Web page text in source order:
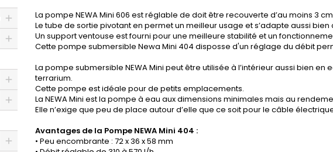
La pompe NEWA Mini 606 est réglable de doit être recouverte d’au moins 3 cm
Le tube de sortie pivotant en permet un meilleur usage et s’adapte aussi bien
Un support ventouse est fourni pour une meilleure stabilité et un
Cette pompe submersible Newa Mini 404 disposse d'un réglage du débit
La pompe submersible NEWA Mini peut être utilisée à l’intérieur aussi bien
terrarium.
Cette pompe est idéale pour de petits emplacements.
La NEWA Mini est la pompe à eau aux dimensions minimales mais au
Elle n’exige que peu de place autour d’elle que ce soit pour le câble
Avantages de la Pompe NEWA Mini 404 :
• Peu encombrante : 72 x 36 x 58 mm